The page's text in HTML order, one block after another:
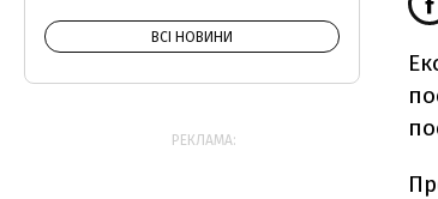
ВСІ НОВИНИ
РЕКЛАМА: